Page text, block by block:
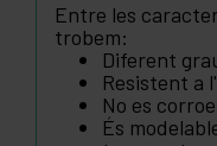
Entre les
trobem:
Diferent
Resistent a
No es
És